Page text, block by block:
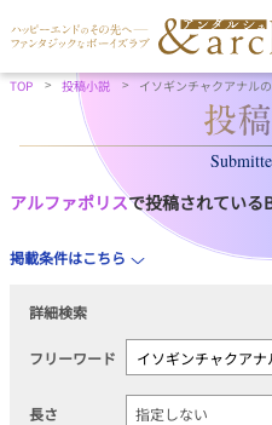
TOP 投稿小説 イソギンチャクアナル
アルファポリスで投稿されている
掲載条件はこちら
詳細検索
フリーワード
長さ